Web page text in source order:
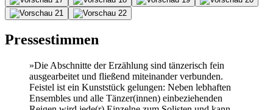
Pressestimmen
»Die Abschnitte der Erzählung sind tänzerisch fein
ausgearbeitet und fließend miteinander verbunden.
Feistel ist ein Kunststück gelungen: Neben lebhaften
Ensembles und alle Tänzer(innen) einbeziehenden